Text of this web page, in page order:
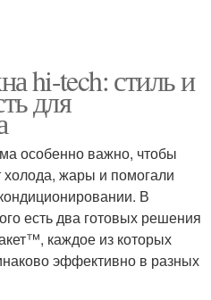
hi-tech: стиль и
для
особенно важно, чтобы
жары и помогали
В
есть два готовых решения
каждое из которых
эффективно в разных